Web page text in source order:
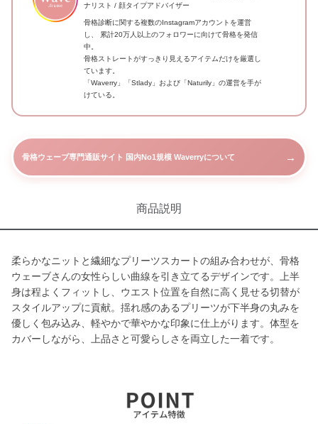
ナリスト / 顔タイプアドバイザー
骨格診断に関する複数のInstagramアカウントを運営
し、 累計20万人以上のフォロワーに向けて骨格を発信
中。
骨格ストレートがすっきり見えるアイテムだけを厳選し
ています。
「Waverry」「Stlady」および「Naturily」の運営を手が
けている。
骨格ウェーブ専門通販サイト 国内No1規模 Waverryについて →
商品説明
柔らかなニットと繊細なプリーツスカートの組み合わせが、骨格
ウェーブさんの女性らしい曲線を引き立てるデザインです。上半
身は程よくフィットし、ウエスト位置を自然に高く見せる切替が
スタイルアップに貢献。揺れ感のあるプリーツが下半身の丸みを
優しく包み込み、軽やかで華やかな印象に仕上がります。体型を
カバーしながら、上品さと可愛らしさを両立した一着です。